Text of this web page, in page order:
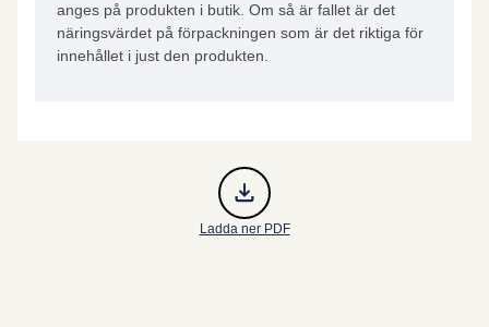
anges på produkten i butik. Om så är fallet är det
näringsvärdet på förpackningen som är det riktiga för
innehållet i just den produkten.
Ladda ner PDF